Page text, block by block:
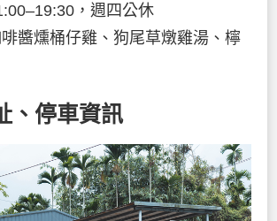
，週四公休
醬燻桶仔雞、狗尾草燉雞湯、檸
、停車資訊